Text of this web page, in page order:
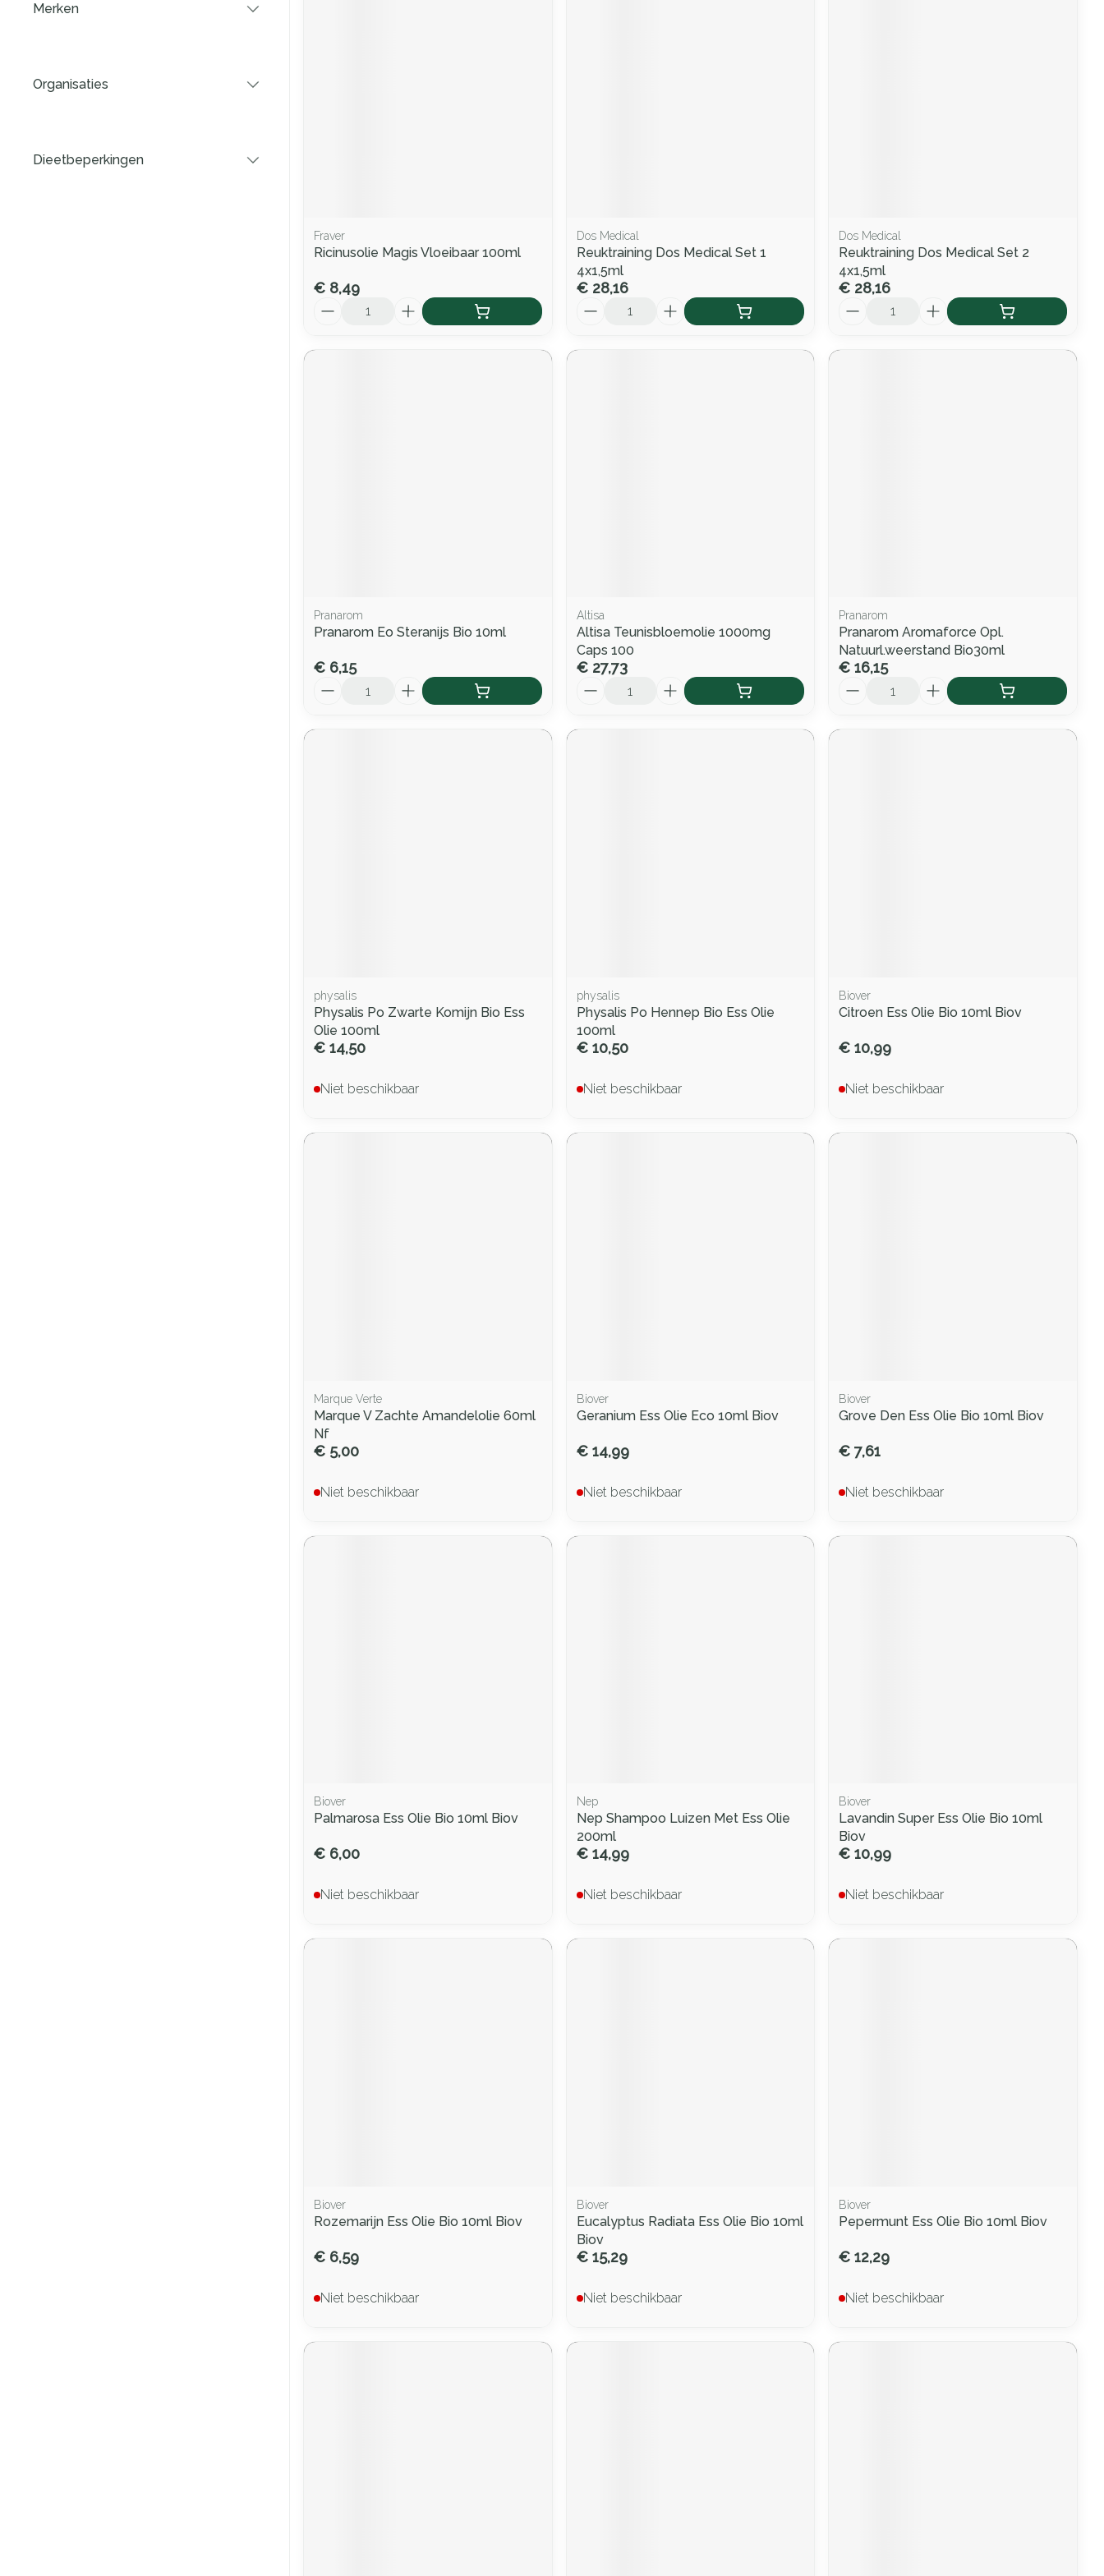
Merken
Organisaties
Dieetbeperkingen
Fraver
Ricinusolie Magis Vloeibaar 100ml
€ 8,49
Dos Medical
Reuktraining Dos Medical Set 1
4x1,5ml
€ 28,16
Dos Medical
Reuktraining Dos Medical Set 2
4x1,5ml
€ 28,16
Pranarom
Pranarom Eo Steranijs Bio 10ml
€ 6,15
Altisa
Altisa Teunisbloemolie 1000mg
Caps 100
€ 27,73
Pranarom
Pranarom Aromaforce Opl.
Natuurl.weerstand Bio30ml
€ 16,15
physalis
Physalis Po Zwarte Komijn Bio Ess
Olie 100ml
€ 14,50
Niet beschikbaar
physalis
Physalis Po Hennep Bio Ess Olie
100ml
€ 10,50
Niet beschikbaar
Biover
Citroen Ess Olie Bio 10ml Biov
€ 10,99
Niet beschikbaar
Marque Verte
Marque V Zachte Amandelolie 60ml
Nf
€ 5,00
Niet beschikbaar
Biover
Geranium Ess Olie Eco 10ml Biov
€ 14,99
Niet beschikbaar
Biover
Grove Den Ess Olie Bio 10ml Biov
€ 7,61
Niet beschikbaar
Biover
Palmarosa Ess Olie Bio 10ml Biov
€ 6,00
Niet beschikbaar
Nep
Nep Shampoo Luizen Met Ess Olie
200ml
€ 14,99
Niet beschikbaar
Biover
Lavandin Super Ess Olie Bio 10ml
Biov
€ 10,99
Niet beschikbaar
Biover
Rozemarijn Ess Olie Bio 10ml Biov
€ 6,59
Niet beschikbaar
Biover
Eucalyptus Radiata Ess Olie Bio 10ml
Biov
€ 15,29
Niet beschikbaar
Biover
Pepermunt Ess Olie Bio 10ml Biov
€ 12,29
Niet beschikbaar